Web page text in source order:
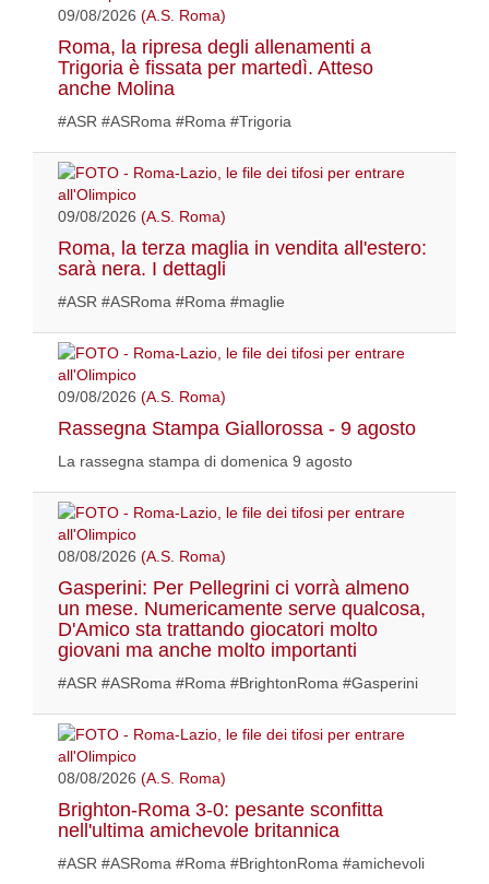
09/08/2026 (A.S. Roma)
Roma, la ripresa degli allenamenti a
Trigoria è fissata per martedì. Atteso
anche Molina
#ASR #ASRoma #Roma #Trigoria
09/08/2026 (A.S. Roma)
Roma, la terza maglia in vendita all'estero:
sarà nera. I dettagli
#ASR #ASRoma #Roma #maglie
09/08/2026 (A.S. Roma)
Rassegna Stampa Giallorossa - 9 agosto
La rassegna stampa di domenica 9 agosto
08/08/2026 (A.S. Roma)
Gasperini: Per Pellegrini ci vorrà almeno
un mese. Numericamente serve qualcosa,
D'Amico sta trattando giocatori molto
giovani ma anche molto importanti
#ASR #ASRoma #Roma #BrightonRoma #Gasperini
08/08/2026 (A.S. Roma)
Brighton-Roma 3-0: pesante sconfitta
nell'ultima amichevole britannica
#ASR #ASRoma #Roma #BrightonRoma #amichevoli